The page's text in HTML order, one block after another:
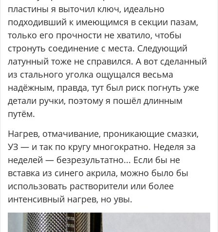
пластины я выточил ключ, идеально
подходивший к имеющимся в секции пазам,
только его прочности не хватило, чтобы
стронуть соединение с места. Следующий
латунный тоже не справился. А вот сделанный
из стального уголка ощущался весьма
надёжным, правда, тут был риск погнуть уже
детали ручки, поэтому я пошёл длинным
путём.
Нагрев, отмачивание, проникающие смазки,
УЗ — и так по кругу многократно. Неделя за
неделей — безрезультатно... Если бы не
вставка из синего акрила, можно было бы
использовать растворители или более
интенсивный нагрев, но увы.